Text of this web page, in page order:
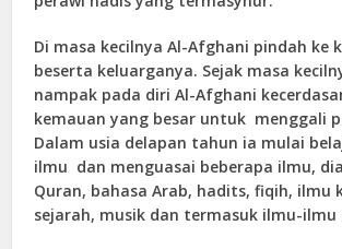
Di masa kecilnya Al-Afghani pindah ke
beserta keluarganya. Sejak masa
nampak pada diri Al-Afghani
kemauan yang besar untuk menggali
Dalam usia delapan tahun ia mulai
ilmu dan menguasai beberapa ilmu,
Quran, bahasa Arab, hadits, fiqih, ilmu
sejarah, musik dan termasuk ilmu-ilmu